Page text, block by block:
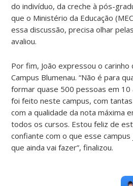
do indivíduo, da creche à pós-
que o Ministério da Educação
essa discussão, precisa olhar
avaliou.
Por fim, João expressou o
Campus Blumenau. “Não é para
formar quase 500 pessoas em
foi feito neste campus, com
com a qualidade da nota máxima
todos os cursos. Estou feliz de
confiante com o que esse
que ainda vai fazer”, finalizou.